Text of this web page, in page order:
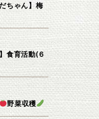
ちゃん】梅
食育活動(６
野菜収穫